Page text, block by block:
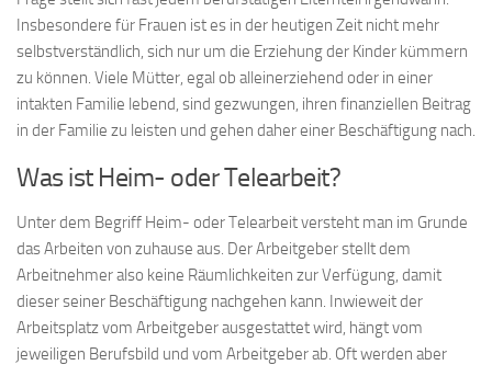
Insbesondere für Frauen ist es in der heutigen Zeit nicht mehr
selbstverständlich, sich nur um die Erziehung der Kinder kümmern
zu können. Viele Mütter, egal ob alleinerziehend oder in einer
intakten Familie lebend, sind gezwungen, ihren finanziellen Beitrag
in der Familie zu leisten und gehen daher einer Beschäftigung nach.
Was ist Heim- oder Telearbeit?
Unter dem Begriff Heim- oder Telearbeit versteht man im Grunde
das Arbeiten von zuhause aus. Der Arbeitgeber stellt dem
Arbeitnehmer also keine Räumlichkeiten zur Verfügung, damit
dieser seiner Beschäftigung nachgehen kann. Inwieweit der
Arbeitsplatz vom Arbeitgeber ausgestattet wird, hängt vom
jeweiligen Berufsbild und vom Arbeitgeber ab. Oft werden aber